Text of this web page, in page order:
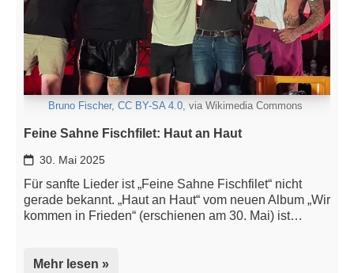
Bruno Fischer, CC BY-SA 4.0, via Wikimedia Commons
Feine Sahne Fischfilet: Haut an Haut
30. Mai 2025
Für sanfte Lieder ist „Feine Sahne Fischfilet“ nicht
gerade bekannt. „Haut an Haut“ vom neuen Album „Wir
kommen in Frieden“ (erschienen am 30. Mai) ist…
Mehr lesen »